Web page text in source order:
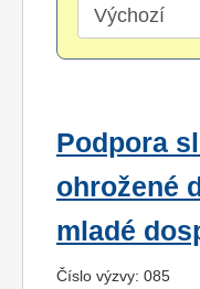
Podpora
ohrožené
mladé
Číslo výzvy: 085